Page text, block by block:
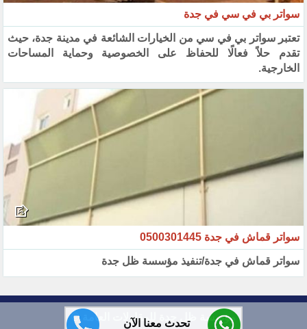
تحدث معنا الآن
سواتر بي في سي في جدة
تعتبر سواتر بي في سي من الخيارات الشائعة في مدينة جدة، حيث
تقدم حلاً فعالًا للحفاظ على الخصوصية وحماية المساحات
الخارجية.
سواتر قماش في جدة 0500301445
سواتر قماش في جدة/تنفيذ مؤسسة ظل جدة
مؤسسة ظل جدة للمقاولات العامة ©